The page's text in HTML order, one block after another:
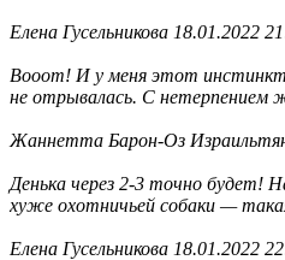
Елена Гусельникова 18.01.2022
Вооот! И у меня этот инстинкт
не отрывалась. С нетерпением
Жаннетта Барон-Оз
Денька через 2-3 точно будет!
хуже охотничьей собаки —
Елена Гусельникова 18.01.2022